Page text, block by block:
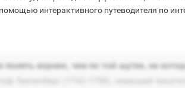
интерактивного путеводителя по